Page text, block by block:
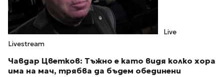
Live
Livestream
Чавдар Цветков: Тъжно е като видя колко хора
има на мач, трябва да бъдем обединени